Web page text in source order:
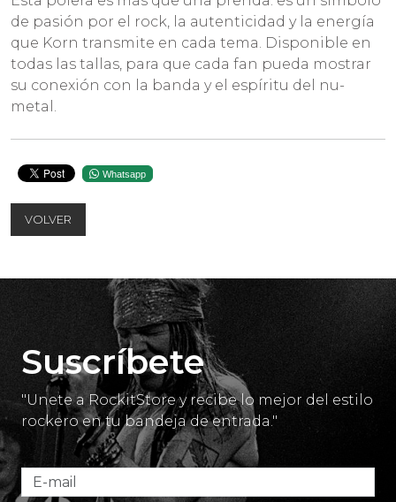
de pasión por el rock, la autenticidad y la energía
que Korn transmite en cada tema. Disponible en
todas las tallas, para que cada fan pueda mostrar
su conexión con la banda y el espíritu del nu-
metal.
Whatsapp
VOLVER
Suscríbete
"Unete a RockitStore y recibe lo mejor del estilo
rockero en tu bandeja de entrada."